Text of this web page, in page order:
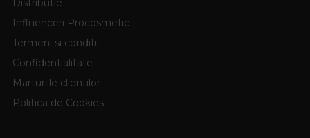
Distributie
Influenceri Procosmetic
Termeni si conditii
Confidentialitate
Marturiile clientilor
Politica de Cookies